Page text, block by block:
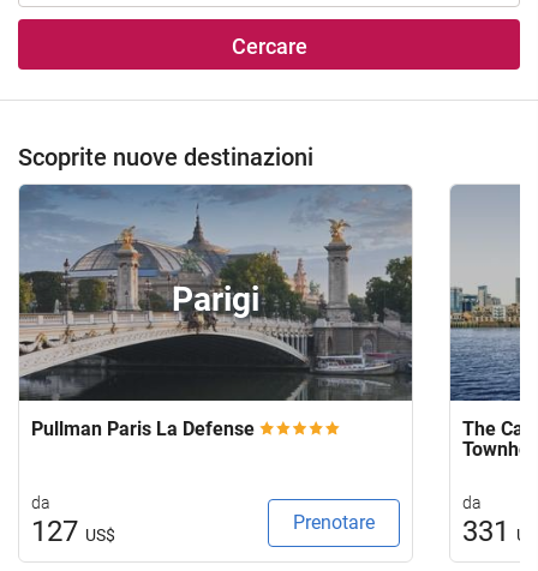
Cercare
Scoprite nuove destinazioni
Parigi
Pullman Paris La Defense
da
127 US$
Prenotare
The
da
331